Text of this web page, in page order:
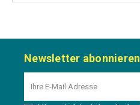
Newsletter abonnieren